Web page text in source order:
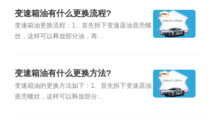
变速箱油有什么更换流程?
变速箱油更换流程：1、首先拆下变速器油底壳螺
丝，这样可以释放部分油，再...
变速箱油有什么更换方法?
变速箱油的更换方法如下：1、首先拆下变速器油
底壳螺丝，这样可以释放部分...